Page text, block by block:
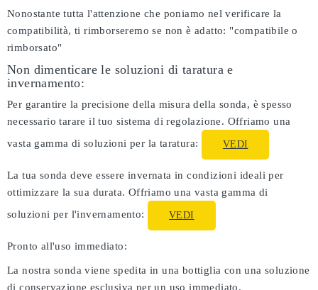
Nonostante tutta l'attenzione che poniamo nel verificare la
compatibilità, ti rimborseremo se non è adatto: "compatibile o
rimborsato"
Non dimenticare le soluzioni di taratura e
invernamento:
Per garantire la precisione della misura della sonda, è spesso
necessario tarare il tuo sistema di regolazione. Offriamo una
vasta gamma di soluzioni per la taratura:
VEDI
La tua sonda deve essere invernata in condizioni ideali per
ottimizzare la sua durata. Offriamo una vasta gamma di
soluzioni per l'invernamento:
VEDI
Pronto all'uso immediato:
La nostra sonda viene spedita in una bottiglia con una soluzione
di conservazione esclusiva per un uso immediato.